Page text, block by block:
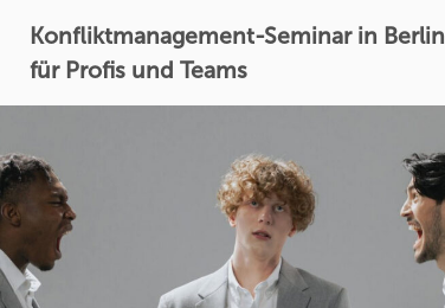
Konfliktmanagement-Seminar in Berlin
für Profis und Teams